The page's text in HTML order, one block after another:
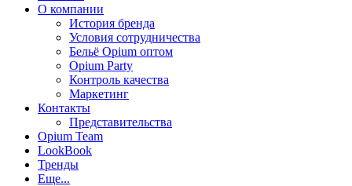
О компании
История бренда
Условия сотрудничества
Бельё Opium оптом
Opium Party
Контроль качества
Маркетинг
Контакты
Представительства
Opium Team
LookBook
Тренды
Еще...